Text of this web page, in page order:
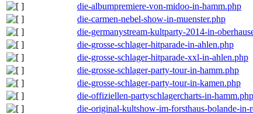
die-albumpremiere-von-midoo-in-hamm.php
die-carmen-nebel-show-in-muenster.php
die-germanystream-kultparty-2014-in-
die-grosse-schlager-hitparade-in-ahlen.php
die-grosse-schlager-hitparade-xxl-in-ahlen.php
die-grosse-schlager-party-tour-in-hamm.php
die-grosse-schlager-party-tour-in-kamen.php
die-offiziellen-partyschlagercharts-in-hamm.php
die-original-kultshow-im-forsthaus-bolande-in-